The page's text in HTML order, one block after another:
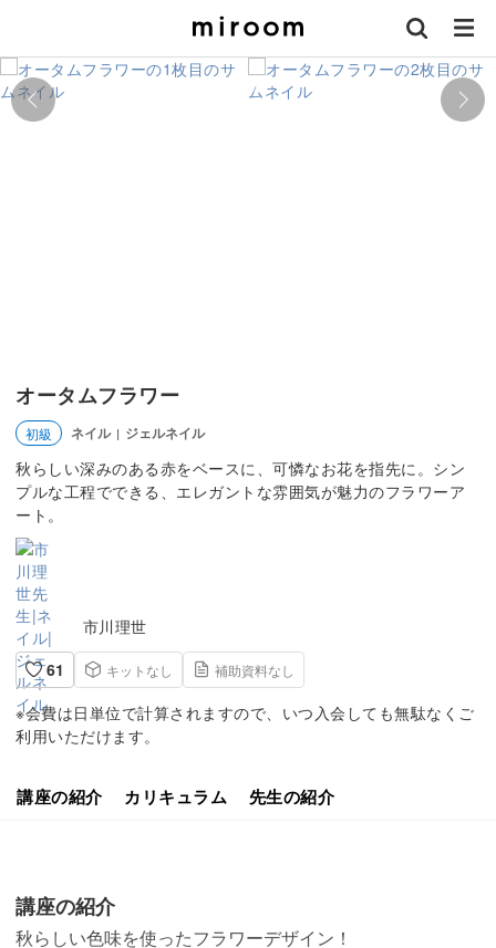
オータムフラワー
初級 ネイル | ジェルネイル
秋らしい深みのある赤をベースに、可憐なお花を指先に。シン
プルな工程でできる、エレガントな雰囲気が魅力のフラワーア
ート。
市川理世
61
キットなし 補助資料なし
※会費は日単位で計算されますので、いつ入会しても無駄なくご
利用いただけます。
講座の紹介 カリキュラム 先生の紹介
講座の紹介
秋らしい色味を使ったフラワーデザイン！